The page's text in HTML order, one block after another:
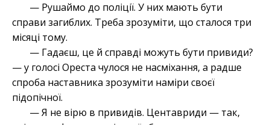
— Рушаймо до поліції. У них мають бути
справи загиблих. Треба зрозуміти, що сталося три
місяці тому.
— Гадаєш, це й справді можуть бути привиди?
— у голосі Ореста чулося не насміхання, а радше
спроба наставника зрозуміти наміри своєї
підопічної.
— Я не вірю в привидів. Центавриди — так,